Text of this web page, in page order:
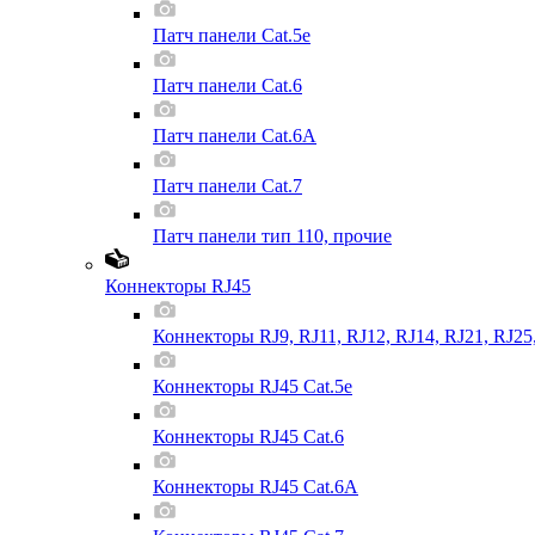
Патч панели Cat.5e
Патч панели Cat.6
Патч панели Cat.6A
Патч панели Cat.7
Патч панели тип 110, прочие
Коннекторы RJ45
Коннекторы RJ9, RJ11, RJ12, RJ14, RJ21,
Коннекторы RJ45 Cat.5e
Коннекторы RJ45 Cat.6
Коннекторы RJ45 Cat.6A